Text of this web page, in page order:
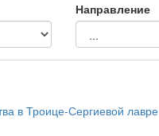
Направление
в Троице-Сергиевой лавре